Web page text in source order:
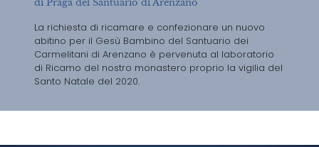
La richiesta di ricamare e confezionare un nuovo
abitino per il Gesù Bambino del Santuario dei
Carmelitani di Arenzano è pervenuta al laboratorio
di Ricamo del nostro monastero proprio la vigilia del
Santo Natale del 2020.